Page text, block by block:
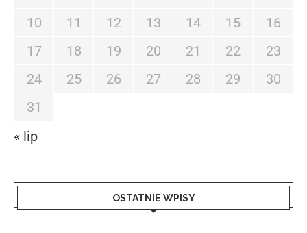
10
11 12 13 14 15
16
17
18 19 20 21 22
23
24
25 26 27 28 29
30
31
« lip
OSTATNIE WPISY